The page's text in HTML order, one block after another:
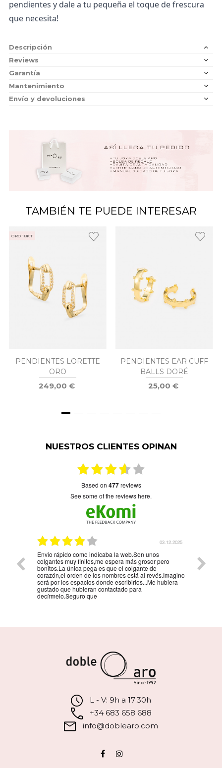
pendientes y dale a tu pequeña el toque de frescura
que necesita!
Descripción
Reviews
Garantía
Mantenimiento
Envío y devoluciones
TAMBIÉN TE PUEDE INTERESAR
ORO 18KT
PENDIENTES LORETTE
ORO
249,00 €
PENDIENTES EAR CUFF
BALLS DORÉ
25,00 €
NUESTROS CLIENTES OPINAN
based on 477reviews
see some of the reviews here.
03.12.2025
Envio rápido como indicaba la web.Son unos
colgantes muy finitos,me espera más grosor pero
bonitos.La única pega es que el colgante de
corazón,el orden de los nombres está al revés.Imagino
será por los espacios donde escribirlos...Me hubiera
gustado que hubieran contactado para
decírmelo.Seguro que
la
L - V: 9h a 17:30h
+34 683 658 688
info@doblearo.com
Facebook